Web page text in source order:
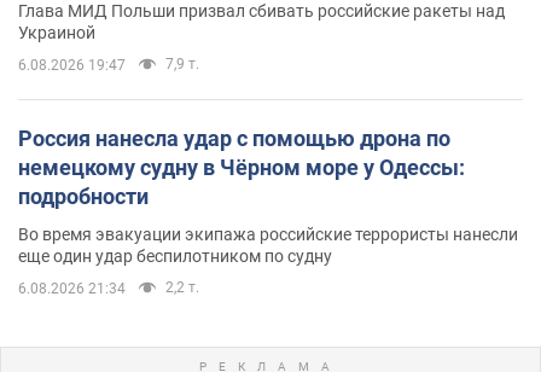
Глава МИД Польши призвал сбивать российские ракеты над
Украиной
6.08.2026 19:47 7,9 т.
Россия нанесла удар с помощью дрона по
немецкому судну в Чёрном море у Одессы:
подробности
Во время эвакуации экипажа российские террористы нанесли
еще один удар беспилотником по судну
6.08.2026 21:34 2,2 т.